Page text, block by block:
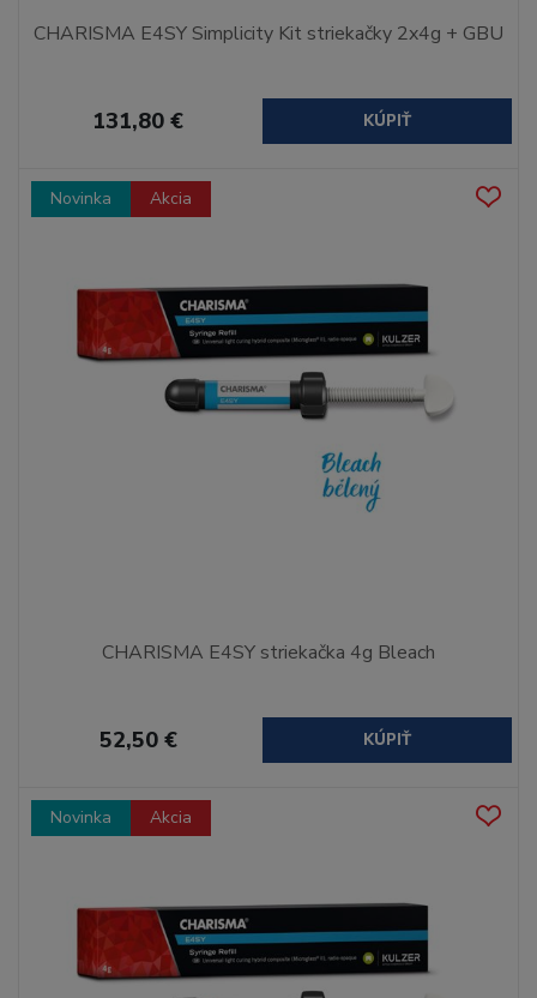
CHARISMA E4SY Simplicity Kit striekačky 2x4g + GBU
131,80 € KÚPIŤ
Novinka Akcia
CHARISMA E4SY striekačka 4g Bleach
52,50 € KÚPIŤ
Novinka Akcia